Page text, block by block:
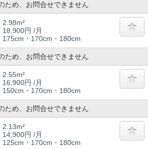
ため、お問合せできません
2.98m²
18,900円 /月
175cm・170cm・180cm
ため、お問合せできません
2.55m²
16,900円 /月
150cm・170cm・180cm
ため、お問合せできません
2.13m²
14,900円 /月
125cm・170cm・180cm